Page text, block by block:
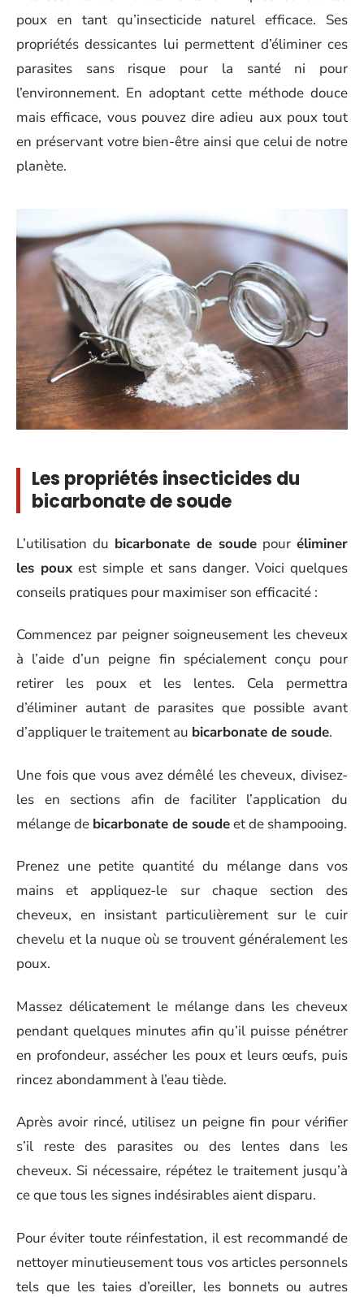
poux en tant qu’insecticide naturel efficace. Ses
propriétés dessicantes lui permettent d’éliminer ces
parasites sans risque pour la santé ni pour
l’environnement. En adoptant cette méthode douce
mais efficace, vous pouvez dire adieu aux poux tout
en préservant votre bien-être ainsi que celui de notre
planète.
Les propriétés insecticides du
bicarbonate de soude
L’utilisation du bicarbonate de soude pour éliminer
les poux est simple et sans danger. Voici quelques
conseils pratiques pour maximiser son efficacité :
Commencez par peigner soigneusement les cheveux
à l’aide d’un peigne fin spécialement conçu pour
retirer les poux et les lentes. Cela permettra
d’éliminer autant de parasites que possible avant
d’appliquer le traitement au bicarbonate de soude.
Une fois que vous avez démêlé les cheveux, divisez-
les en sections afin de faciliter l’application du
mélange de bicarbonate de soudeet de shampooing.
Prenez une petite quantité du mélange dans vos
mains et appliquez-le sur chaque section des
cheveux, en insistant particulièrement sur le cuir
chevelu et la nuque où se trouvent généralement les
poux.
Massez délicatement le mélange dans les cheveux
pendant quelques minutes afin qu’il puisse pénétrer
en profondeur, assécher les poux et leurs œufs, puis
rincez abondamment à l’eau tiède.
Après avoir rincé, utilisez un peigne fin pour vérifier
s’il reste des parasites ou des lentes dans les
cheveux. Si nécessaire, répétez le traitement jusqu’à
ce que tous les signes indésirables aient disparu.
Pour éviter toute réinfestation, il est recommandé de
nettoyer minutieusement tous vos articles personnels
tels que les taies d’oreiller, les bonnets ou autres